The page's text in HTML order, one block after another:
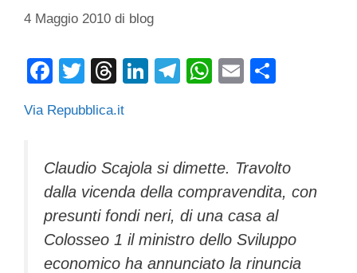
4 Maggio 2010 di blog
F
c
b
o
o
k
T
tt
T
e
d
s
Li
dI
n
T
a
m
W
A
p
p
E
vi
di
Via Repubblica.it
Claudio Scajola si dimette. Travolto
dalla vicenda della compravendita, con
presunti fondi neri, di una casa al
Colosseo 1 il ministro dello Sviluppo
economico ha annunciato la rinuncia